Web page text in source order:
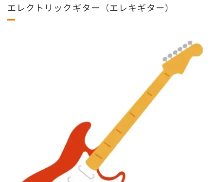
エレクトリックギター（エレキギター）